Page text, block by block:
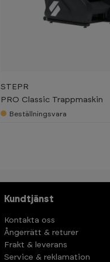
STEPR
PRO Classic Trappmaskin
Beställningsvara
Kundtjänst
Kontakta oss
Ångerrätt & returer
Frakt & leverans
Service & reklamation